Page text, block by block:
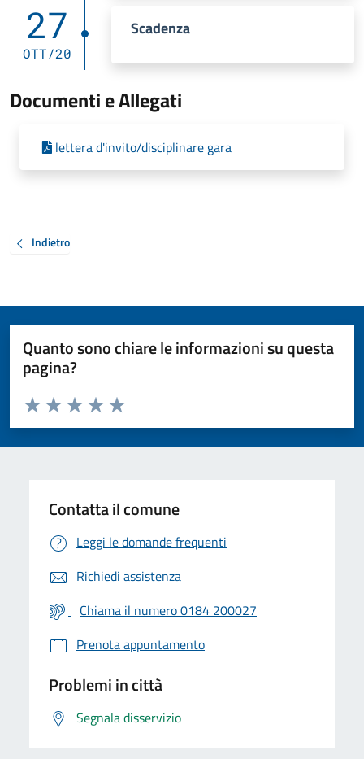
27
OTT/20
Scadenza
Documenti e Allegati
lettera d'invito/disciplinare gara
Indietro
Quanto sono chiare le informazioni su questa
pagina?
Valuta da 1 a 5 stelle la pagina
Valuta 5 stelle su 5
Valuta 4 stelle su 5
Valuta 3 stelle su 5
Valuta 2 stelle su 5
Valuta 1 stelle su 5
Contatta il comune
Leggi le domande frequenti
Richiedi assistenza
Chiama il numero 0184 200027
Prenota appuntamento
Problemi in città
Segnala disservizio